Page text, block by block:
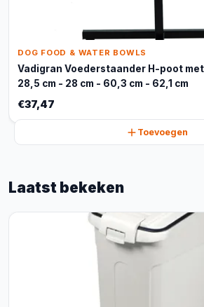
DOG FOOD & WATER BOWLS
Vadigran Voederstaander H-poot
28,5 cm - 28 cm - 60,3 cm - 62,1 cm
€37,47
Toevoegen
Laatst bekeken